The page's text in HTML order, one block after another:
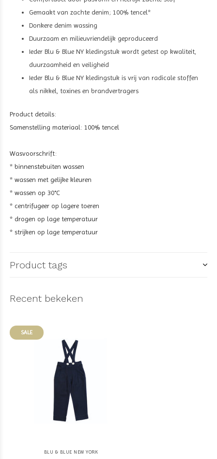
Gemaakt van zachte denim; 100% tencel*
Donkere denim wassing
Duurzaam en milieuvriendelijk geproduceerd
Ieder Blu & Blue NY kledingstuk wordt getest op kwaliteit,
duurzaamheid en veiligheid
Ieder Blu & Blue NY kledingstuk is vrij van radicale stoffen
als nikkel, toxines en brandvertragers
Product details:
Samenstelling materiaal: 100% tencel
Wasvoorschrift:
* binnenstebuiten wassen
* wassen met gelijke kleuren
* wassen op 30°C
* centrifugeer op lagere toeren
* drogen op lage temperatuur
* strijken op lage temperatuur
Product tags
Recent bekeken
SALE
BLU & BLUE NEW YORK